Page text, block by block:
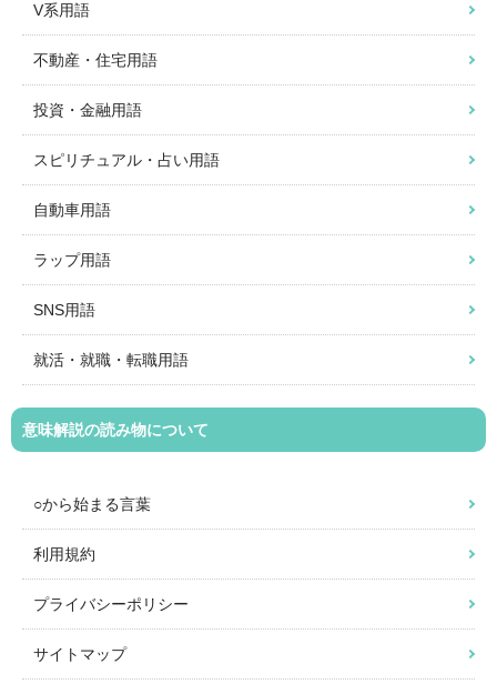
V系用語
不動産・住宅用語
投資・金融用語
スピリチュアル・占い用語
自動車用語
ラップ用語
SNS用語
就活・就職・転職用語
意味解説の読み物について
○から始まる言葉
利用規約
プライバシーポリシー
サイトマップ